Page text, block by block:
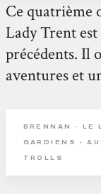
Ce quatrième
Lady Trent
précédents. Il
aventures et
BRENNAN - LE
GARDIENS -
TROLLS